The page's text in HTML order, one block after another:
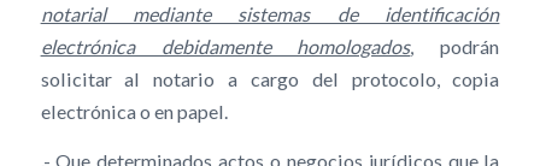
notarial mediante sistemas de identificación
electrónica debidamente homologados, podrán
solicitar al notario a cargo del protocolo, copia
electrónica o en papel.
.- Que determinados actos o negocios jurídicos que la